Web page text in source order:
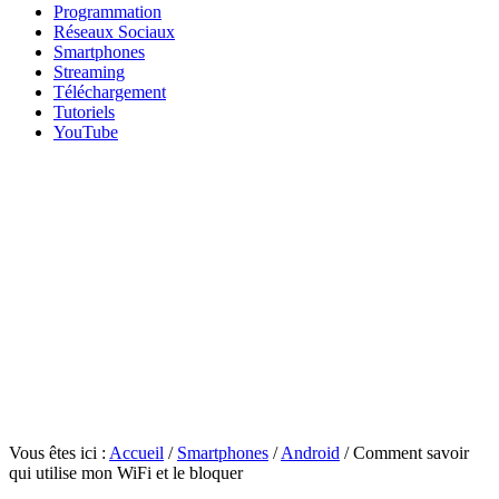
Programmation
Réseaux Sociaux
Smartphones
Streaming
Téléchargement
Tutoriels
YouTube
Vous êtes ici : Accueil / Smartphones / Android /Comment savoir
qui utilise mon WiFi et le bloquer